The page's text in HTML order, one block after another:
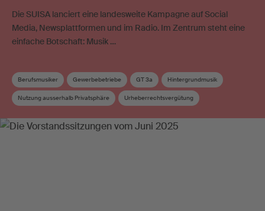
Die SUISA lanciert eine landesweite Kampagne auf Social
Media, Newsplattformen und im Radio. Im Zentrum steht eine
einfache Botschaft: Musik …
Berufsmusiker Gewerbebetriebe GT 3a Hintergrundmusik
Nutzung ausserhalb Privatsphäre Urheberrechtsvergütung